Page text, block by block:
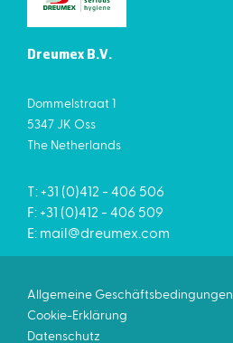
Dreumex B.V.
Dommelstraat 1
5347 JK Oss
The Netherlands
T: +31 (0)412 - 406 506
F: +31 (0)412 - 406 509
E: mail@dreumex.com
Allgemeine Geschäftsbedingungen
Cookie-Erklärung
Datenschutz